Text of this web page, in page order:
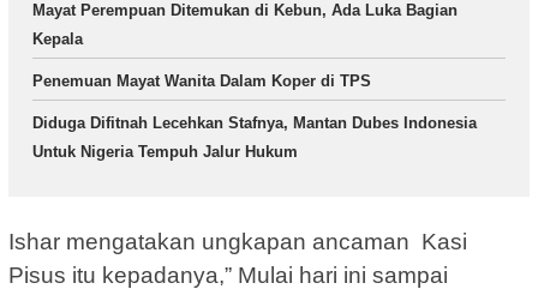
Mayat Perempuan Ditemukan di Kebun, Ada Luka Bagian
Kepala
Penemuan Mayat Wanita Dalam Koper di TPS
Diduga Difitnah Lecehkan Stafnya, Mantan Dubes Indonesia
Untuk Nigeria Tempuh Jalur Hukum
Ishar mengatakan ungkapan ancaman Kasi
Pisus itu kepadanya,” Mulai hari ini sampai